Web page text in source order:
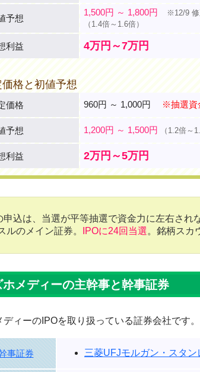
予想
1,500円 ～ 1,800円
※12/9 修
（1.4倍～1.6倍）
利益 4万円～7万円
格と初値予想
価格 960円 ～ 1,000円 ※抽選資
予想 1,200円 ～ 1,500円 （1.2倍～
利益 2万円～5万円
申込は、当選が平等抽選で資金力に左右され
ルのメイン証券。
IPOに24回当選。銘柄スカ
ホメディーの主幹事と幹事証券
ディーのIPOを取り扱っている証券会社です。
事証券 三菱UFJモルガン・スタン